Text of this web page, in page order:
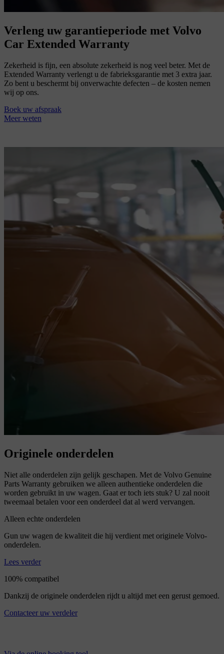
Verleng uw garantieperiode met Volvo
Car Extended Warranty
Zekerheid is fijn, een absolute zekerheid is nog veel beter. Met de
Extended Warranty verlengt u de fabrieksgarantie met 3 extra jaar.
Zo bent u beschermt bij onverwachte defecten – de kosten nemen
wij op ons.
Boek uw afspraak
Meer weten
Originele onderdelen
Niet alle onderdelen zijn gelijk geschapen. Met de Volvo Genuine
Parts Warranty gebruiken we alleen authentieke onderdelen die
worden gebruikt in uw wagen. Gaat er toch iets stuk? U zal nooit
tweemaal betalen voor een onderdeel dat al werd vervangen.
Alleen echte onderdelen
Gun uw wagen de kwaliteit die hij verdient met originele Volvo-
onderdelen.
Lees verder
100% compatibel
Dankzij de originele onderdelen rijdt u altijd met een gerust gemoed.
Contacteer uw verdeler